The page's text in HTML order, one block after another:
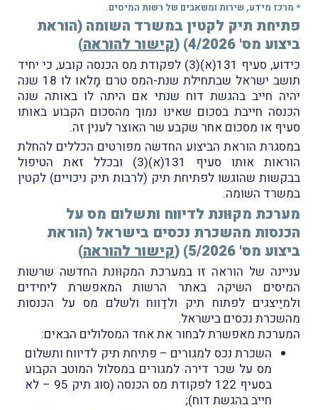
* מרכז מידע, שירות ומשאבים של רשות המיסים.
פתיחת תיק לקטין במשרד השומה (הוראת
ביצוע מס' 4/2026) (
קישור להוראה)
כידוע, סעיף 131(א)(3) לפקודת מס הכנסה קובע, כי יחיד
תושב ישראל שבתחילת שנת-המס טרם מָלאו לו 18 שנה
יהיה חייב בהגשת דוח שנתי אם היתה לו באותה שנה
הכנסה חייבת בסכום שאינו נמוך מהסכום הקבוע באותו
סעיף או מסכום אחר שקבע שר האוצר לענין זה.
במסגרת הוראת הביצוע החדשה מפורטים הכללים להחלת
הוראות אותו סעיף 131(א)(3) ובכלל זאת הטיפול
בבקשות שהוגשו לפתיחת תיק (לרבות תיק ניכויים) לקטין
במשרד השומה.
מערכת מקוּונת לדיווח ותשלום מס על
הכנסות מהשכרת נכסים בישראל (הוראת
ביצוע מס' 5/2026) (
קישור להוראה)
עניינה של הוראה זו במערכת המקוּונת החדשה שרשות
המיסים השיקה באתר הרשות המאפשרת ליחידים
ולמיַיצגים לפתוח תיק ולדַווח ולשלם מס על הכנסות
מהשכרת נכסים בישראל.
המערכת מאפשרת לבחור את אחד המסלולים הבאים:
השכרת נכס למגורים – פתיחת תיק לדיווח ותשלום
מס על שכר דירה למגורים במסלול המוטב הקבוע
בסעיף 122 לפקודת מס הכנסה (סוג תיק 95 – לא
חייב בהגשת דוח);